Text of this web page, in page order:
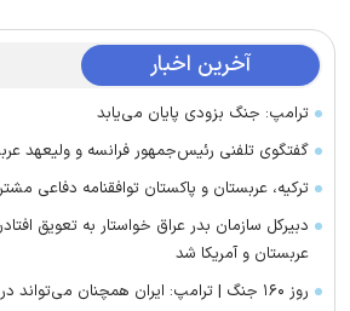
آخرین اخبار
ترامپ: جنگ بزودی پایان می‌یابد
گفتگوی تلفنی رئیس‌جمهور فرانسه و ولیعهد
ترکیه، عربستان و پاکستان توافقنامه دفاعی
دبیرکل سازمان بدر عراق خواستار به تعویق
عربستان و آمریکا شد
روز ۱۶۰ جنگ | ترامپ: ایران همچنان می‌تواند در تنگه هرمز شلیک کند